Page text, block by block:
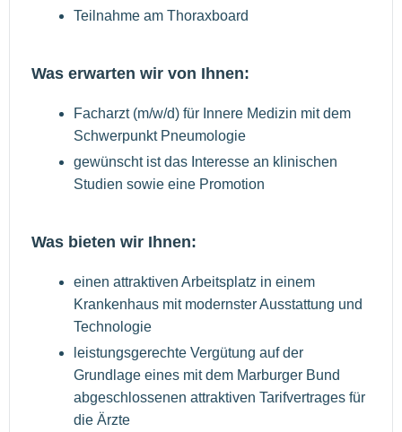
Teilnahme am Thoraxboard
Was erwarten wir von Ihnen:
Facharzt (m/w/d) für Innere Medizin mit dem
Schwerpunkt Pneumologie
gewünscht ist das Interesse an klinischen
Studien sowie eine Promotion
Was bieten wir Ihnen:
einen attraktiven Arbeitsplatz in einem
Krankenhaus mit modernster Ausstattung und
Technologie
leistungsgerechte Vergütung auf der
Grundlage eines mit dem Marburger Bund
abgeschlossenen attraktiven Tarifvertrages für
die Ärzte